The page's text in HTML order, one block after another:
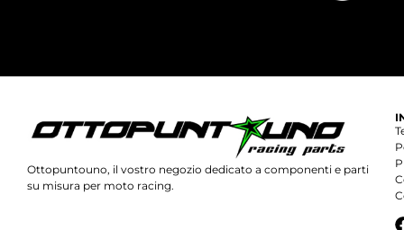
Ottopuntouno, il vostro negozio dedicato a componenti e parti
su misura per moto racing.